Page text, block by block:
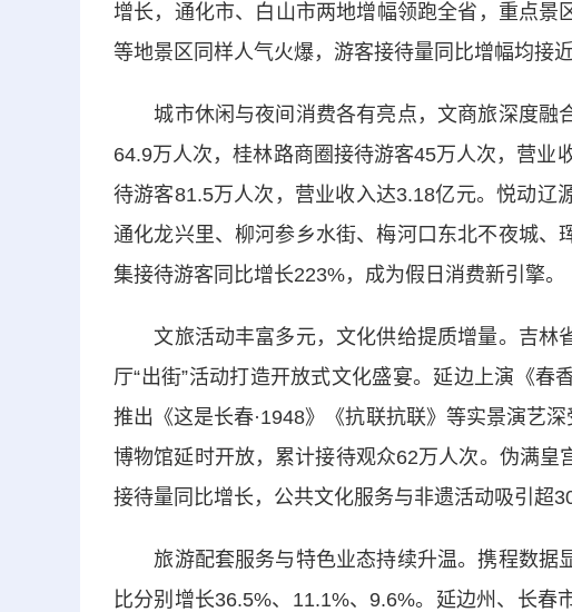
增长，通化市、白山市两地增幅领跑全省，重点景
等地景区同样人气火爆，游客接待量同比增幅均接近
城市休闲与夜间消费各有亮点，文商旅深度融
64.9万人次，桂林路商圈接待游客45万人次，营业
待游客81.5万人次，营业收入达3.18亿元。悦动辽
通化龙兴里、柳河参乡水街、梅河口东北不夜城
集接待游客同比增长223%，成为假日消费新引擎。
文旅活动丰富多元，文化供给提质增量。吉林
厅“出街”活动打造开放式文化盛宴。延边上演《
推出《这是长春·1948》《抗联抗联》等实景演艺
博物馆延时开放，累计接待观众62万人次。伪满
接待量同比增长，公共文化服务与非遗活动吸引超
旅游配套服务与特色业态持续升温。携程数据
比分别增长36.5%、11.1%、9.6%。延边州、长